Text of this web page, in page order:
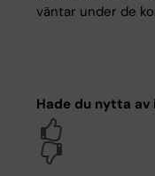
väntar under de
Hade du nytta av